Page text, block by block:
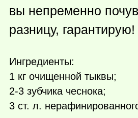
вы непременно
разницу, гарантирую!
Ингредиенты:
1 кг очищенной тыквы;
2-3 зубчика чеснока;
3 ст. л.